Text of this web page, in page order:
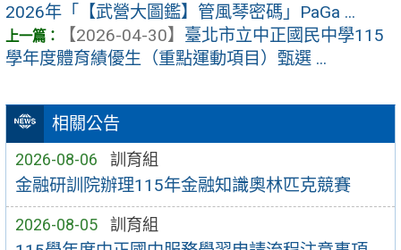
相關公告
2026-08-06 訓育組
金融研訓院辦理115年金融知識奧林匹克競賽
2026-08-05 訓育組
2026年「【武營大圖鑑】管風琴密碼」PaGa ...
【2026-04-30】 臺北市立中正國民中學115
學年度體育績優生（重點運動項目）甄選 ...